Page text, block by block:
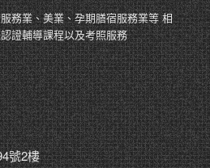
務業、美業、孕期膳宿服務業等 相
證輔導課程以及考照服務
號2樓